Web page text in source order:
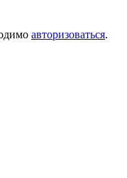
авторизоваться.